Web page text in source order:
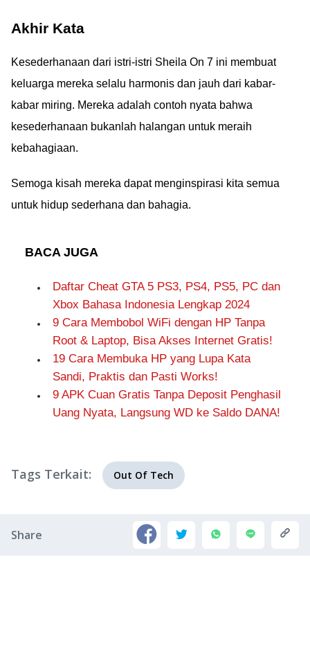
Akhir Kata
Kesederhanaan dari istri-istri Sheila On 7 ini membuat
keluarga mereka selalu harmonis dan jauh dari kabar-
kabar miring. Mereka adalah contoh nyata bahwa
kesederhanaan bukanlah halangan untuk meraih
kebahagiaan.
Semoga kisah mereka dapat menginspirasi kita semua
untuk hidup sederhana dan bahagia.
BACA JUGA
Daftar Cheat GTA 5 PS3, PS4, PS5, PC dan
Xbox Bahasa Indonesia Lengkap 2024
9 Cara Membobol WiFi dengan HP Tanpa
Root & Laptop, Bisa Akses Internet Gratis!
19 Cara Membuka HP yang Lupa Kata
Sandi, Praktis dan Pasti Works!
9 APK Cuan Gratis Tanpa Deposit Penghasil
Uang Nyata, Langsung WD ke Saldo DANA!
Tags Terkait: Out Of Tech
Share